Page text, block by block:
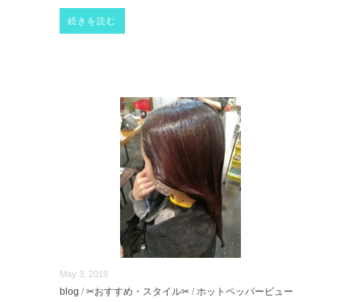
続きを読む
May 3, 2019
blog / ✂おすすめ・スタイル✂ / ホットペッパービュー